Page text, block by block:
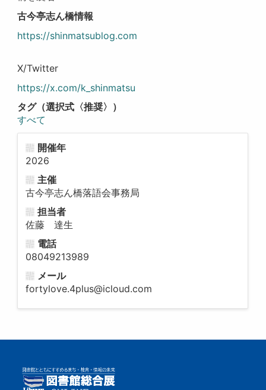
古今亭志ん橋情報
https://shinmatsublog.com
X/Twitter
https://x.com/k_shinmatsu
タグ（選択式〈推奨〉）
すべて
開催年
2026
主催
古今亭志ん橋落語会事務局
担当者
佐藤 達生
電話
08049213989
メール
fortylove.4plus@icloud.com